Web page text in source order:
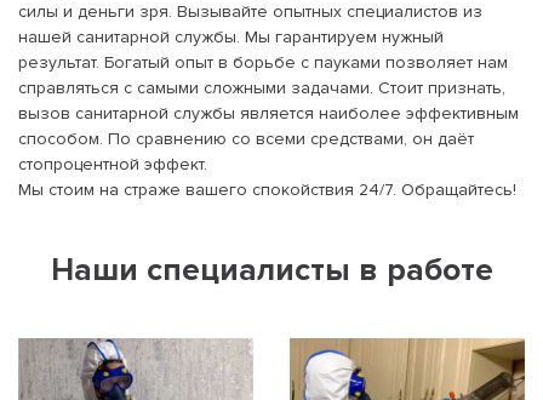
силы и деньги зря. Вызывайте опытных специалистов из
нашей санитарной службы. Мы гарантируем нужный
результат. Богатый опыт в борьбе с пауками позволяет нам
справляться с самыми сложными задачами. Стоит признать,
вызов санитарной службы является наиболее эффективным
способом. По сравнению со всеми средствами, он даёт
стопроцентной эффект.
Мы стоим на страже вашего спокойствия 24/7. Обращайтесь!
Наши специалисты в работе